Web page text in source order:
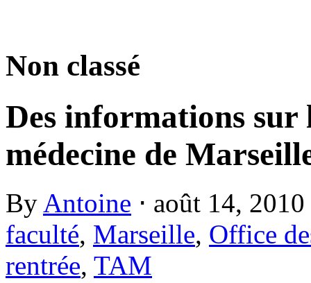
Non classé
Des informations sur
médecine de
By Antoine ⋅ août 14, 2010
faculté, Marseille, Office
rentrée, TAM